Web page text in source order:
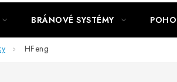
BRÁNOVÉ SYSTÉMY
HFeng